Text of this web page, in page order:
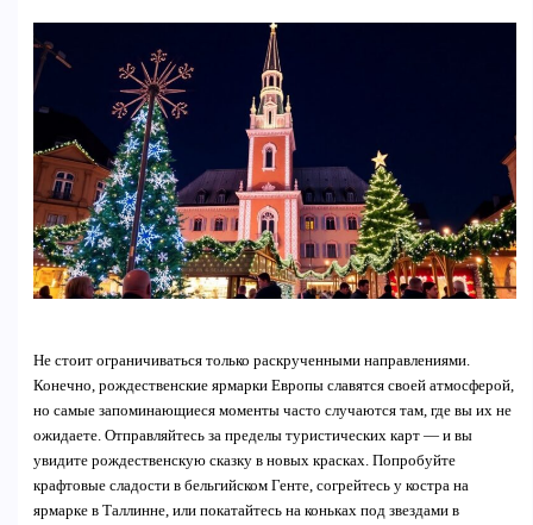
Не стоит ограничиваться только раскрученными направлениями.
Конечно, рождественские ярмарки Европы славятся своей атмосферой,
но самые запоминающиеся моменты часто случаются там, где вы их не
ожидаете. Отправляйтесь за пределы туристических карт — и вы
увидите рождественскую сказку в новых красках. Попробуйте
крафтовые сладости в бельгийском Генте, согрейтесь у костра на
ярмарке в Таллинне, или покатайтесь на коньках под звездами в